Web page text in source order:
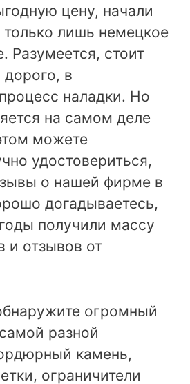
цену, начали
только лишь немецкое
Разумеется, стоит
в
наладки. Но
на самом деле
можете
удостовериться,
о нашей фирме в
догадываетесь,
получили массу
и отзывов от
огромный
разной
камень,
ограничители